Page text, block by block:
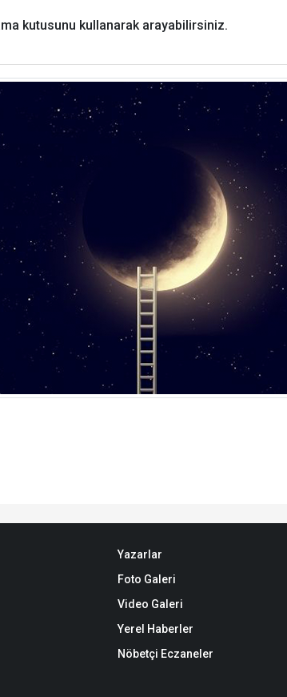
kutusunu kullanarak arayabilirsiniz.
Yazarlar
Foto Galeri
Video Galeri
Yerel Haberler
Nöbetçi Eczaneler